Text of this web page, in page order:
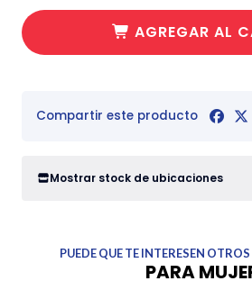
AGREGAR AL
Compartir este producto
Mostrar stock de ubicaciones
PUEDE QUE TE INTERESEN
PARA